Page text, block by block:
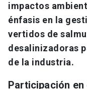
impactos
énfasis en la
vertidos de
desalinizadoras
de la industria.
Participación en